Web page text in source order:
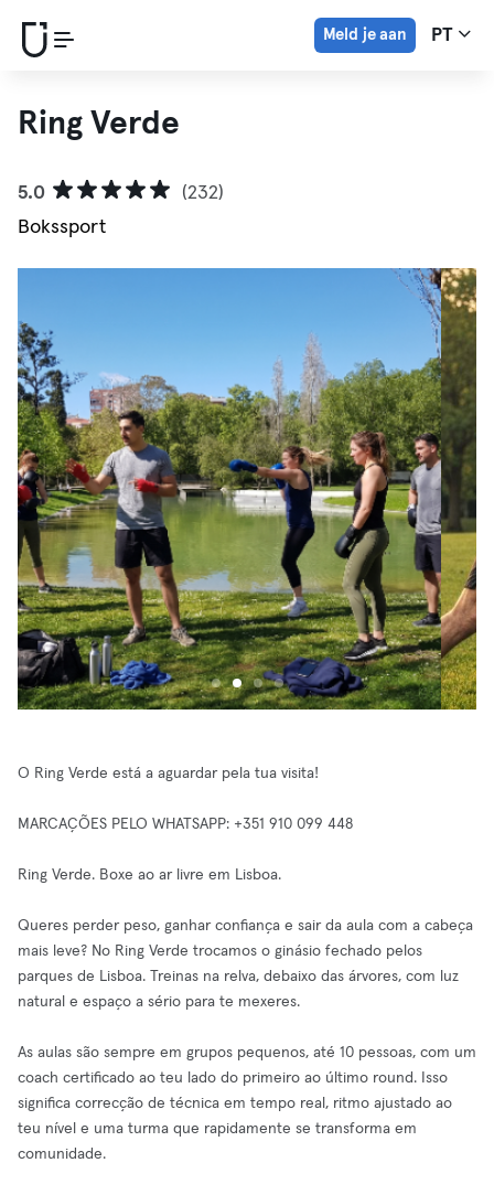
Meld je aan PT
Ring Verde
5.0
(232)
Bokssport
O Ring Verde está a aguardar pela tua visita!
MARCAÇÕES PELO WHATSAPP: +351 910 099 448
Ring Verde. Boxe ao ar livre em Lisboa.
Queres perder peso, ganhar confiança e sair da aula com a cabeça
mais leve? No Ring Verde trocamos o ginásio fechado pelos
parques de Lisboa. Treinas na relva, debaixo das árvores, com luz
natural e espaço a sério para te mexeres.
As aulas são sempre em grupos pequenos, até 10 pessoas, com um
coach certificado ao teu lado do primeiro ao último round. Isso
significa correcção de técnica em tempo real, ritmo ajustado ao
teu nível e uma turma que rapidamente se transforma em
comunidade.